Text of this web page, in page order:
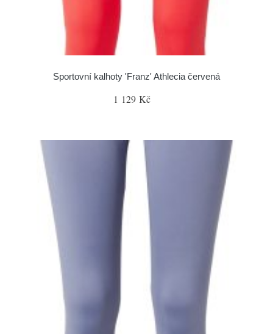
Sportovní kalhoty 'Franz' Athlecia červená
1 129 Kč